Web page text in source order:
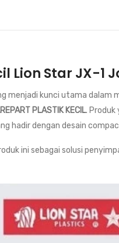
Star JX-1
menjadi kunci utama
PLASTIK KECIL.
hadir dengan desain
ini sebagai solusi